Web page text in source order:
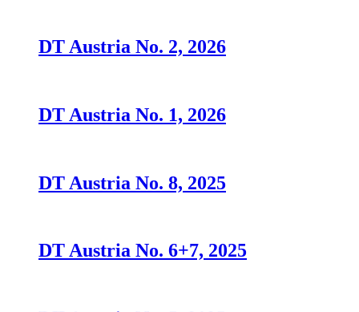
DT Austria No. 2, 2026
DT Austria No. 1, 2026
DT Austria No. 8, 2025
DT Austria No. 6+7, 2025